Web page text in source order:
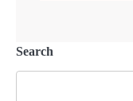
Search